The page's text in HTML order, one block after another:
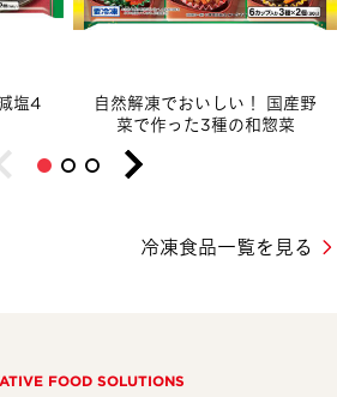
塩4
自然解凍でおいしい！
国産野
菜で作った3種の和惣菜
冷凍食品一覧を見る
FOOD SOLUTIONS